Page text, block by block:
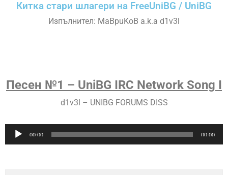
Китка стари шлагери на FreeUniBG / UniBG
Изпълнител: MaBpuKoB a.k.a d1v3l
Песен №1 – UniBG IRC Network Song I
d1v3l – UNIBG FORUMS DISS
Audio
Player
00:00 00:00